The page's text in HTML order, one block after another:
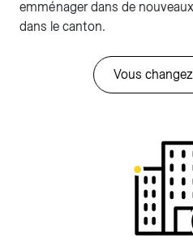
emménager dans de
dans le canton.
Vous